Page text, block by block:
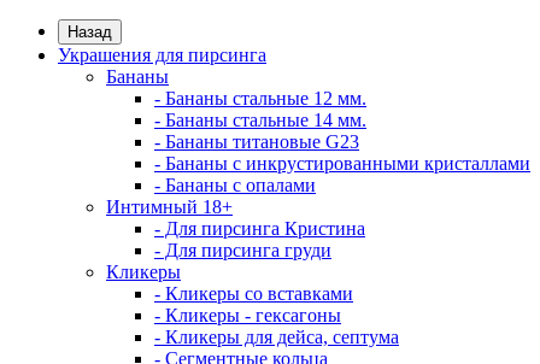
Назад
Украшения для пирсинга
Бананы
- Бананы стальные 12 мм.
- Бананы стальные 14 мм.
- Бананы титановые G23
- Бананы с инкрустированными кристаллами
- Бананы с опалами
Интимный 18+
- Для пирсинга Кристина
- Для пирсинга груди
Кликеры
- Кликеры со вставками
- Кликеры - гексагоны
- Кликеры для дейса, септума
- Сегментные кольца